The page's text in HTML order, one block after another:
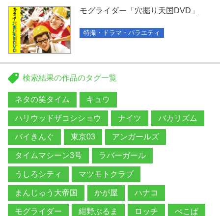
モグライダー「穴掘り天国DVD」
特撮・ドラマ・バラエティ
検索結果の作品のタグ一覧
ネタの笑タイム キュウ
ハリウッドザコシショウ ナイツ バカリズム
バイきんぐ 東京03 アンガールズ
タイムマシーン3号 ラバーガール
うしろシティ マツモトクラブ
まんじゅう大帝国 かが屋 ハナコ
モグライダー 紺野ぶるま ロッチ ぺこぱ